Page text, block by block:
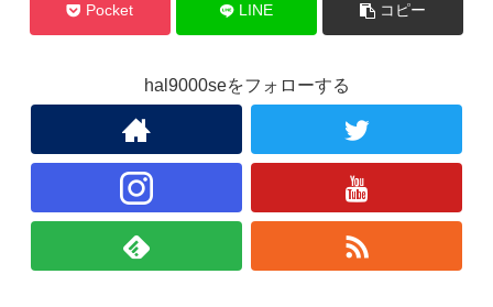
Pocket LINE コピー
hal9000seをフォローする